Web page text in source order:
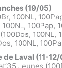
(19/05)
100NL,
100Pap,
100NL,
100NL,
de Laval (11-
Jeunes